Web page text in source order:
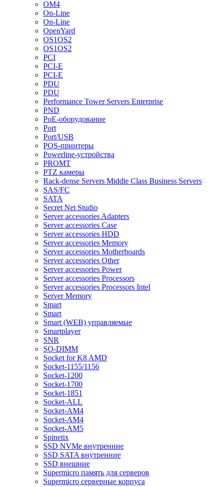
OM4
On-Line
On-Line
OpenYard
OS1OS2
OS1OS2
PCI
PCI-E
PCI-E
PDU
PDU
Performance Tower Servers Enterprise
PND
PoE-оборудование
Port
Port/USB
POS-принтеры
Powerline-устройства
PROMT
PTZ камеры
Rack-dense Servers Middle Class Business Servers
SAS/FC
SATA
Secret Net Studio
Server accessories Adapters
Server accessories Case
Server accessories HDD
Server accessories Memory
Server accessories Motherboards
Server accessories Other
Server accessories Power
Server accessories Processors
Server accessories Processors Intel
Server Memory
Smart
Smart
Smart (WEB) управляемые
Smartplayer
SNR
SO-DIMM
Socket for K8 AMD
Socket-1155/1156
Socket-1200
Socket-1700
Socket-1851
Socket-ALL
Socket-AM4
Socket-AM4
Socket-AM5
Spinetix
SSD NVMe внутренние
SSD SATA внутренние
SSD внешние
Supermicro память для серверов
Supermicro серверные корпуса